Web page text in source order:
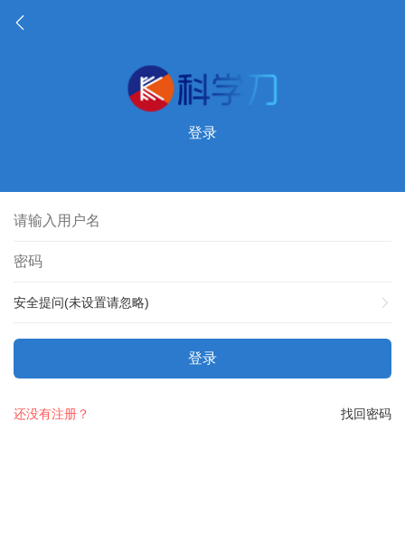
登录
安全提问(未设置请忽略)
登录
找回密码
还没有注册？